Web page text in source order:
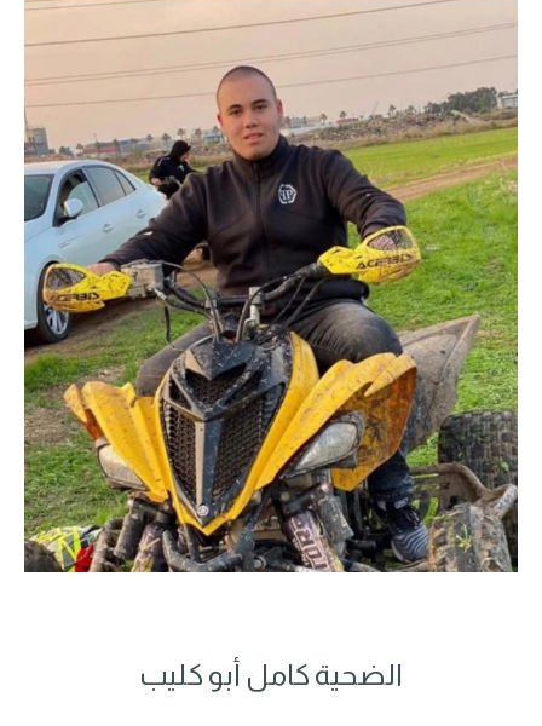
الضحية كامل أبو كليب